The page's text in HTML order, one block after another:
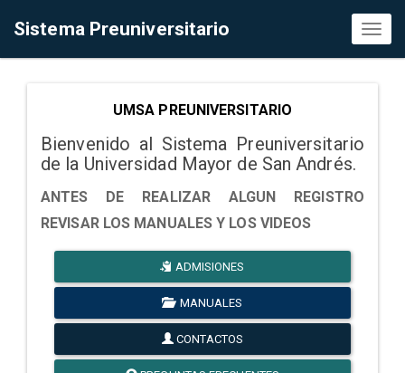
Sistema Preuniversitario
UMSA PREUNIVERSITARIO
Bienvenido al Sistema Preuniversitario
de la Universidad Mayor de San Andrés.
ANTES DE REALIZAR ALGUN REGISTRO
REVISAR LOS MANUALES Y LOS VIDEOS
ADMISIONES
MANUALES
CONTACTOS